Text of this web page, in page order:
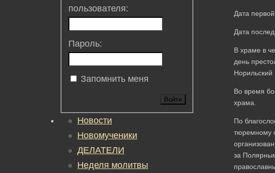
Дата
Дата
В храме в
день
Норильский
Во время
храма.
По
тюремному
за
пользователя:
Пароль:
Запомнить меня
Войти
Новости
Новомученики
ДЕЛАТЕЛИ
Неделя молитвы